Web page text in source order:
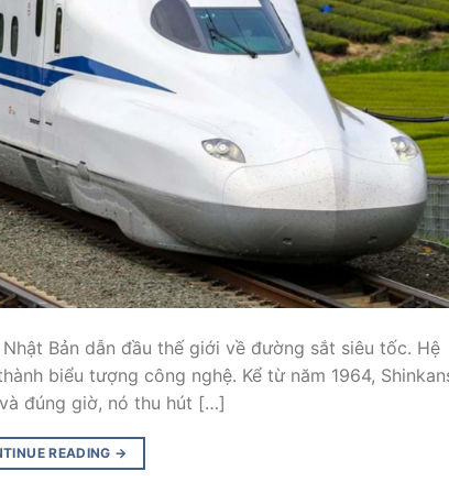
Bản dẫn đầu thế giới về đường sắt siêu tốc. Hệ
biểu tượng công nghệ. Kể từ năm 1964,
đúng giờ, nó thu hút […]
READING →